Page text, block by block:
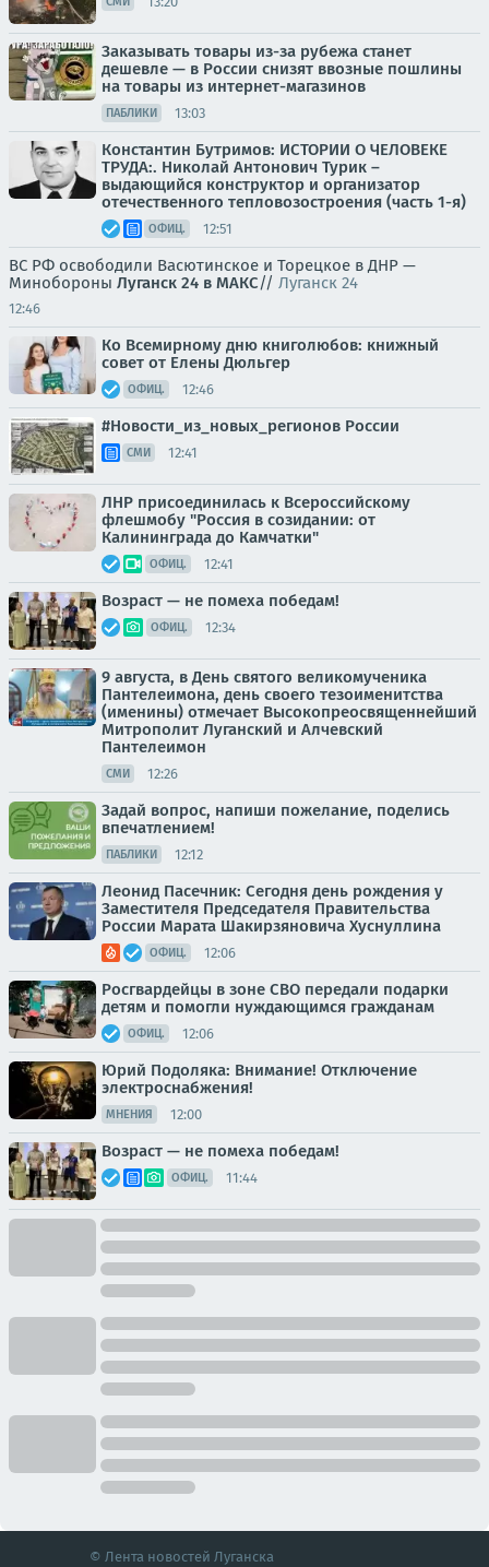
Заказывать товары из-за рубежа станет
дешевле — в России снизят ввозные пошлины
на товары из интернет-магазинов
ПАБЛИКИ 13:03
Константин Бутримов: ИСТОРИИ О ЧЕЛОВЕКЕ
ТРУДА:. Николай Антонович Турик –
выдающийся конструктор и организатор
отечественного тепловозостроения (часть 1-я)
ОФИЦ. 12:51
ВС РФ освободили Васютинское и Торецкое в ДНР —
Минобороны Луганск 24 в МАКС// Луганск 24
12:46
Ко Всемирному дню книголюбов: книжный
совет от Елены Дюльгер
ОФИЦ. 12:46
#Новости_из_новых_регионов России
СМИ 12:41
ЛНР присоединилась к Всероссийскому
флешмобу "Россия в созидании: от
Калининграда до Камчатки"
ОФИЦ. 12:41
Возраст — не помеха победам!
ОФИЦ. 12:34
9 августа, в День святого великомученика
Пантелеимона, день своего тезоименитства
(именины) отмечает Высокопреосвященнейший
Митрополит Луганский и Алчевский
Пантелеимон
СМИ 12:26
Задай вопрос, напиши пожелание, поделись
впечатлением!
ПАБЛИКИ 12:12
Леонид Пасечник: Сегодня день рождения у
Заместителя Председателя Правительства
России Марата Шакирзяновича Хуснуллина
ОФИЦ. 12:06
Росгвардейцы в зоне СВО передали подарки
детям и помогли нуждающимся гражданам
ОФИЦ. 12:06
Юрий Подоляка: Внимание! Отключение
электроснабжения!
МНЕНИЯ 12:00
Возраст — не помеха победам!
ОФИЦ. 11:44
© Лента новостей Луганска